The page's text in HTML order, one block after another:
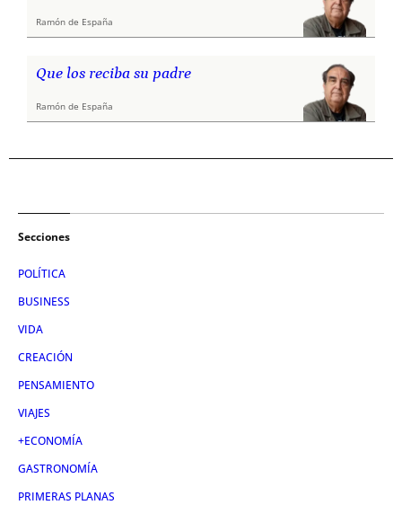
Ramón de España
Que los reciba su padre
Ramón de España
Secciones
POLÍTICA
BUSINESS
VIDA
CREACIÓN
PENSAMIENTO
VIAJES
+ECONOMÍA
GASTRONOMÍA
PRIMERAS PLANAS